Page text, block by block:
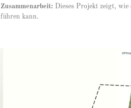
Zusammenarbeit: Dieses Projekt zeigt,
führen kann.